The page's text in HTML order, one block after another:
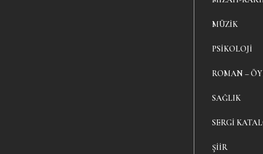
MÜZIK
PSIKOLOJI
ROMAN –
SAĞLIK
SERGI
ŞIIR